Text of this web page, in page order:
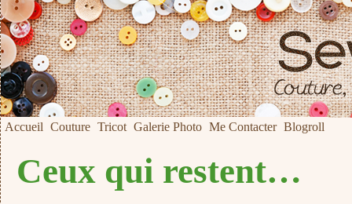
Accueil Couture Tricot Galerie Photo Me Contacter Blogroll
Ceux qui restent…